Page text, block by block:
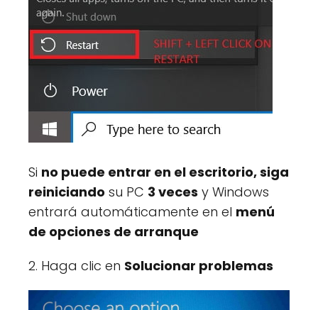
Si no puede entrar en el escritorio, siga
reiniciando su PC 3 veces y Windows
entrará automáticamente en el menú
de opciones de arranque
2. Haga clic en Solucionar problemas